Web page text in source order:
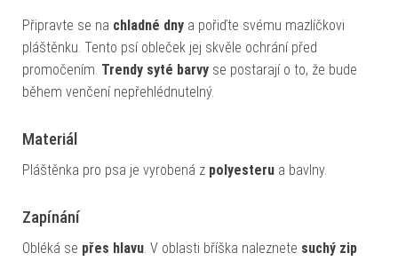
Připravte se na chladné dny a pořiďte svému mazlíčkovi
pláštěnku. Tento psí obleček jej skvěle ochrání před
promočením. Trendy syté barvy se postarají o to, že bude
během venčení nepřehlédnutelný.
Materiál
Pláštěnka pro psa je vyrobená z polyesteru a bavlny.
Zapínání
Obléká se přes hlavu. V oblasti bříška naleznete suchý zip